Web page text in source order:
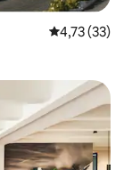
Gemiddelde
4,73 (33)